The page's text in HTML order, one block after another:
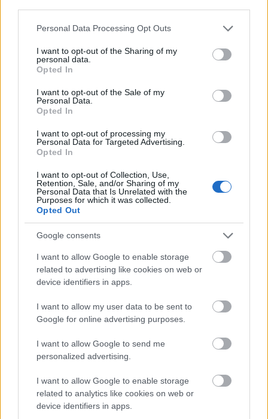
Please note that this website/app uses one or more Google
not limited to your visit or usage behaviour. You may click to
grant or deny consent to Google and its third-party tags to
use your data for below specified purposes in below Google
consent section.
Personal Data Processing Opt Outs
I want to opt-out of the Sharing of my
personal data.
Opted In
I want to opt-out of the Sale of my
Personal Data.
Opted In
I want to opt-out of processing my
Personal Data for Targeted Advertising.
Opted In
I want to opt-out of Collection, Use,
Retention, Sale, and/or Sharing of my
Personal Data that Is Unrelated with the
Purposes for which it was collected.
Opted Out
Google consents
I want to allow Google to enable storage
related to advertising like cookies on web or
device identifiers in apps.
I want to allow my user data to be sent to
Google for online advertising purposes.
I want to allow Google to send me
personalized advertising.
I want to allow Google to enable storage
related to analytics like cookies on web or
device identifiers in apps.
APÁK HETE
kérnek az apaságból és tökéletesen
boldogok gyerekek nélkül
APÁK HETE
de én itt vagyok – Ezt minden
egyedülálló nőnek tudnia kell a
kötődésről